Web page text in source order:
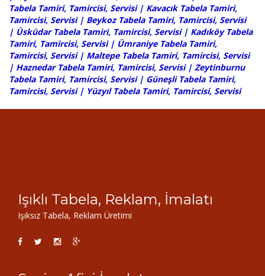
Tabela Tamiri, Tamircisi, Servisi| Kavacık Tabela Tamiri,
Tamircisi, Servisi | Beykoz Tabela Tamiri, Tamircisi, Servisi
| Üsküdar Tabela Tamiri, Tamircisi, Servisi | Kadıköy Tabela
Tamiri, Tamircisi, Servisi | Ümraniye Tabela Tamiri,
Tamircisi, Servisi | Maltepe Tabela Tamiri, Tamircisi, Servisi
| Haznedar Tabela Tamiri, Tamircisi, Servisi | Zeytinburnu
Tabela Tamiri, Tamircisi, Servisi| Güneşli Tabela Tamiri,
Tamircisi, Servisi| Yüzyıl Tabela Tamiri, Tamircisi, Servisi
Işıklı Tabela, Reklam, İmalatı
Işıksız Tabela, Reklam Üretimi